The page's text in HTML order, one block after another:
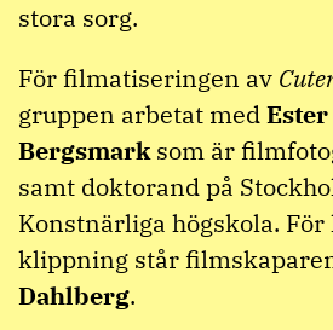
stora sorg.
För filmatiseringen av
gruppen arbetat med
Bergsmarksom är
samt doktorand på
Konstnärliga högskola. För
klippning står
Dahlberg.